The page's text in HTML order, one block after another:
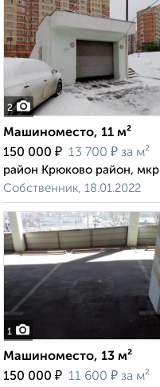
2
Машиноместо, 11 м²
150 000 ₽ 13 700 ₽ за м²
район Крюково район,
Собственник, 18.01.2022
1
Машиноместо, 13 м²
150 000 ₽ 11 600 ₽ за м²